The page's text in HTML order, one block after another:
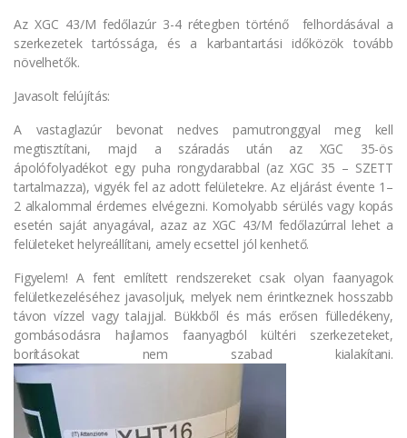
Az XGC 43/M fedőlazúr 3-4 rétegben történő felhordásával a
szerkezetek tartóssága, és a karbantartási időközök tovább
növelhetők.
Javasolt felújítás:
A vastaglazúr bevonat nedves pamutronggyal meg kell
megtisztítani, majd a száradás után az XGC 35-ös
ápolófolyadékot egy puha rongydarabbal (az XGC 35 – SZETT
tartalmazza), vigyék fel az adott felületekre. Az eljárást évente 1–
2 alkalommal érdemes elvégezni. Komolyabb sérülés vagy kopás
esetén saját anyagával, azaz az XGC 43/M fedőlazúrral lehet a
felületeket helyreállítani, amely ecsettel jól kenhető.
Figyelem! A fent említett rendszereket csak olyan faanyagok
felületkezeléséhez javasoljuk, melyek nem érintkeznek hosszabb
távon vízzel vagy talajjal. Bükkből és más erősen fülledékeny,
gombásodásra hajlamos faanyagból kültéri szerkezeteket,
borításokat nem szabad kialakítani.